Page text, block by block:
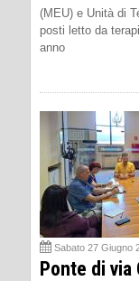
(MEU) e Unità di
posti letto da
anno
Sabato 27 Giugno
Ponte di via